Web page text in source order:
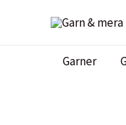
Garner